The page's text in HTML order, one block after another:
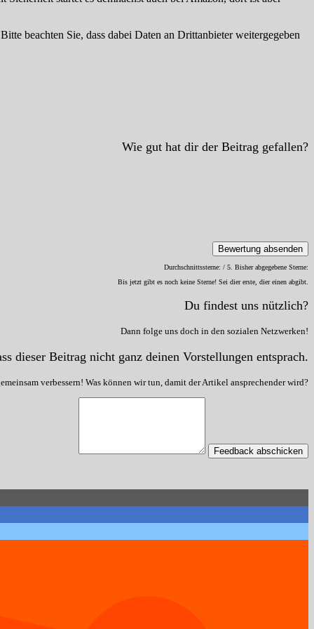
beachten Sie, dass dabei Daten an Drittanbieter weitergegeben
Wie gut hat dir der Beitrag gefallen?
Bewertung absenden
Durchschnittssterne: / 5. Bisher abgegebene Sterne:
Bis jetzt gibt es noch keine Sterne! Sei dier erste, dier einen abgibt.
Du findest uns nützlich?
Dann folge uns doch in den sozialen Netzwerken!
dieser Beitrag nicht ganz deinen Vorstellungen entsprach.
verbessern! Was können wir tun, damit der Artikel ansprechender wird?
Feedback abschicken